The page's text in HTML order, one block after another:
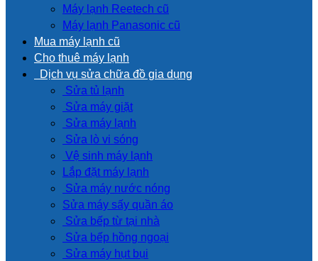
Máy lạnh Reetech cũ
Máy lạnh Panasonic cũ
Mua máy lạnh cũ
Cho thuê máy lạnh
Dịch vụ sửa chữa đồ gia dụng
Sửa tủ lạnh
Sửa máy giặt
Sửa máy lạnh
Sửa lò vi sóng
Vệ sinh máy lạnh
Lắp đặt máy lạnh
Sửa máy nước nóng
Sửa máy sấy quần áo
Sửa bếp từ tại nhà
Sửa bếp hồng ngoại
Sửa máy hụt bụi